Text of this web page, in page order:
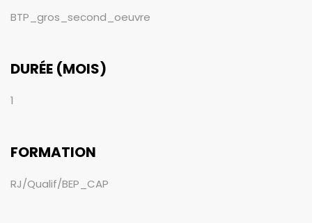
BTP_gros_second_oeuvre
DURÉE (MOIS)
1
FORMATION
RJ/Qualif/BEP_CAP